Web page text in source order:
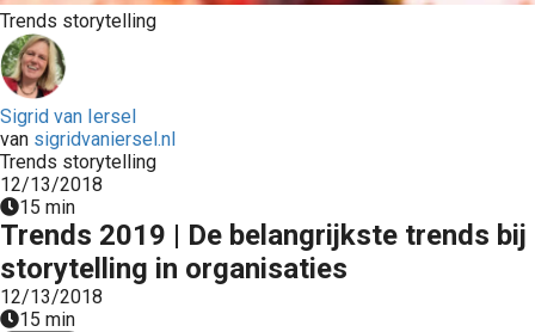
Trends storytelling
Sigrid van Iersel
van sigridvaniersel.nl
Trends storytelling
12/13/2018
15 min
Trends 2019 | De belangrijkste trends bij
storytelling in organisaties
12/13/2018
15 min